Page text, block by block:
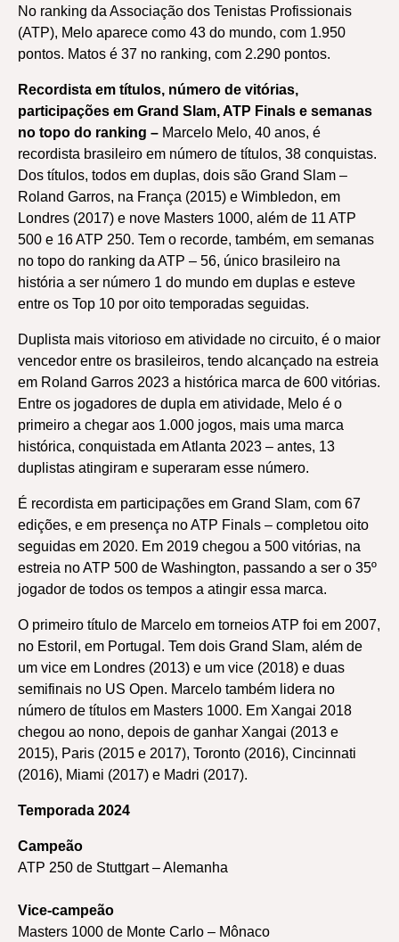
No ranking da Associação dos Tenistas Profissionais
(ATP), Melo aparece como 43 do mundo, com 1.950
pontos. Matos é 37 no ranking, com 2.290 pontos.
Recordista em títulos, número de vitórias,
participações em Grand Slam, ATP Finals e semanas
no topo do ranking – Marcelo Melo, 40 anos, é
recordista brasileiro em número de títulos, 38 conquistas.
Dos títulos, todos em duplas, dois são Grand Slam –
Roland Garros, na França (2015) e Wimbledon, em
Londres (2017) e nove Masters 1000, além de 11 ATP
500 e 16 ATP 250. Tem o recorde, também, em semanas
no topo do ranking da ATP – 56, único brasileiro na
história a ser número 1 do mundo em duplas e esteve
entre os Top 10 por oito temporadas seguidas.
Duplista mais vitorioso em atividade no circuito, é o maior
vencedor entre os brasileiros, tendo alcançado na estreia
em Roland Garros 2023 a histórica marca de 600 vitórias.
Entre os jogadores de dupla em atividade, Melo é o
primeiro a chegar aos 1.000 jogos, mais uma marca
histórica, conquistada em Atlanta 2023 – antes, 13
duplistas atingiram e superaram esse número.
É recordista em participações em Grand Slam, com 67
edições, e em presença no ATP Finals – completou oito
seguidas em 2020. Em 2019 chegou a 500 vitórias, na
estreia no ATP 500 de Washington, passando a ser o 35º
jogador de todos os tempos a atingir essa marca.
O primeiro título de Marcelo em torneios ATP foi em 2007,
no Estoril, em Portugal. Tem dois Grand Slam, além de
um vice em Londres (2013) e um vice (2018) e duas
semifinais no US Open. Marcelo também lidera no
número de títulos em Masters 1000. Em Xangai 2018
chegou ao nono, depois de ganhar Xangai (2013 e
2015), Paris (2015 e 2017), Toronto (2016), Cincinnati
(2016), Miami (2017) e Madri (2017).
Temporada 2024
Campeão
ATP 250 de Stuttgart – Alemanha
Vice-campeão
Masters 1000 de Monte Carlo – Mônaco